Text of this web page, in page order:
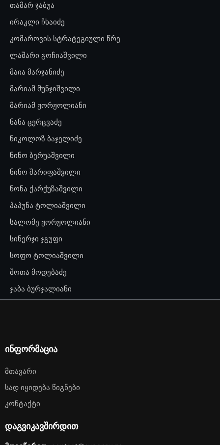
თამარ ჯაბუა
ირაკლი ჩხაიძე
კომაროვის სტრატეგიული წრე
ლაშარი გოჩიაშვილი
მაია მარჯანიძე
მარიამ მუნჯიშვილი
მარიამ ჟორჟოლიანი
ნანა ცერცვაძე
ნიკოლოზ ბაჯელიძე
ნინო ბერუაშვილი
ნინო შარიფაშვილი
ნონა ქარქუზაშვილი
პაპუნა ტოლიაშვილი
სალომე ჟორჟოლიანი
სინერჯი ჯგუფი
სოფო ტოლიაშვილი
შოთა მოდებაძე
ჯაბა ბურჯალიანი
ინფორმაცია
Მთავარი
Სად Იყიდება Წიგნები
Კონტაქტი
დაგვიკავშირდით